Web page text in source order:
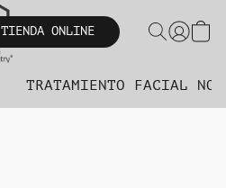
TIENDA ONLINE
TRATAMIENTO FACIAL